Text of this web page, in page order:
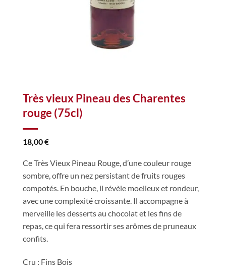
Très vieux Pineau des Charentes
rouge (75cl)
18,00€
Ce Très Vieux Pineau Rouge, d’une couleur rouge
sombre, offre un nez persistant de fruits rouges
compotés. En bouche, il révèle moelleux et rondeur,
avec une complexité croissante. Il accompagne à
merveille les desserts au chocolat et les fins de
repas, ce qui fera ressortir ses arômes de pruneaux
confits.
Cru : Fins Bois